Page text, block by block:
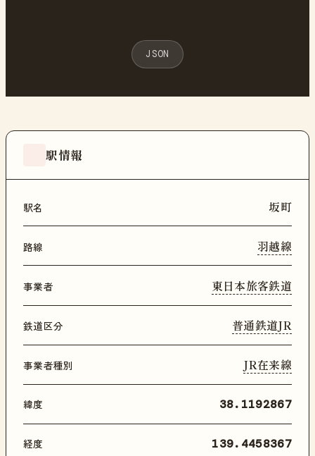
JSON
駅情報
駅名 坂町
路線 羽越線
事業者 東日本旅客鉄道
鉄道区分 普通鉄道JR
事業者種別 JR在来線
緯度 38.1192867
経度 139.4458367